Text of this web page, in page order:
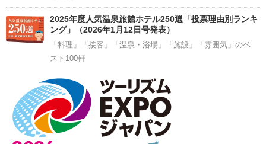
2025年度人気温泉旅館ホテル250選「投票理由別ランキ
ング」（2026年1月12日号発表）
「料理」「接客」「温泉・浴場」「施設」「雰囲気」のベ
スト100軒